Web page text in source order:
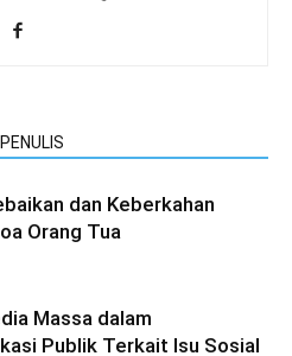
dan Keberkahan
Orang Tua
Massa dalam
Publik Terkait Isu Sosial